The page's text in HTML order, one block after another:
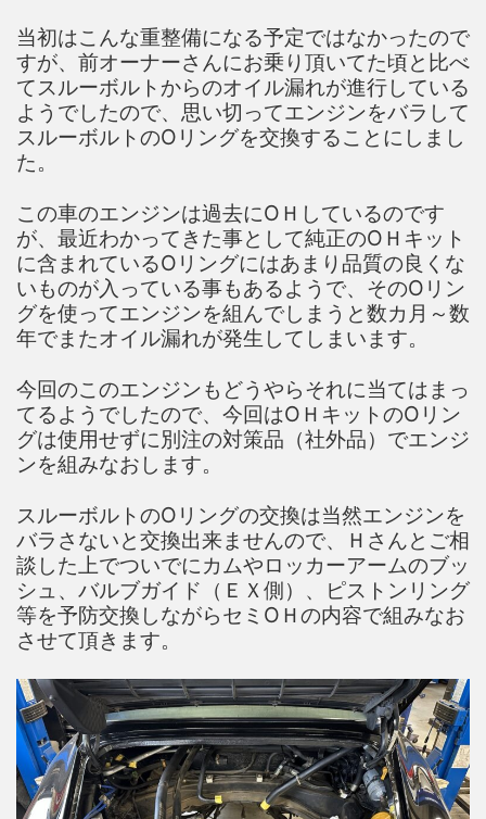
当初はこんな重整備になる予定ではなかったので
すが、前オーナーさんにお乗り頂いてた頃と比べ
てスルーボルトからのオイル漏れが進行している
ようでしたので、思い切ってエンジンをバラして
スルーボルトのОリングを交換することにしまし
た。
この車のエンジンは過去にОＨしているのです
が、最近わかってきた事として純正のОＨキット
に含まれているОリングにはあまり品質の良くな
いものが入っている事もあるようで、そのОリン
グを使ってエンジンを組んでしまうと数カ月～数
年でまたオイル漏れが発生してしまいます。
今回のこのエンジンもどうやらそれに当てはまっ
てるようでしたので、今回はОＨキットのОリン
グは使用せずに別注の対策品（社外品）でエンジ
ンを組みなおします。
スルーボルトのОリングの交換は当然エンジンを
バラさないと交換出来ませんので、Ｈさんとご相
談した上でついでにカムやロッカーアームのブッ
シュ、バルブガイド（ＥＸ側）、ピストンリング
等を予防交換しながらセミОＨの内容で組みなお
させて頂きます。